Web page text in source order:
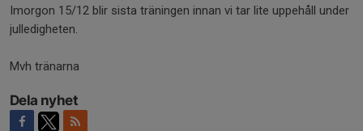
Imorgon 15/12 blir sista träningen innan vi tar lite uppehåll under
julledigheten.
Mvh tränarna
Dela nyhet